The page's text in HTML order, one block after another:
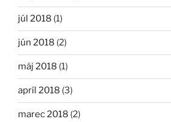
júl 2018 (1)
jún 2018 (2)
máj 2018 (1)
apríl 2018 (3)
marec 2018 (2)